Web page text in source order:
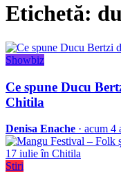
Etichetă:
Showbiz
Ce spune Ducu
Chitila
Denisa Enache · acum 4
Stiri